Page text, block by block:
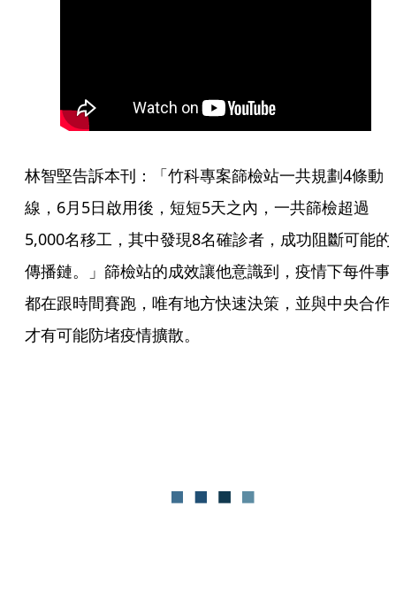
林智堅告訴本刊：「竹科專案篩檢站一共規劃4條動
線，6月5日啟用後，短短5天之內，一共篩檢超過
5,000名移工，其中發現8名確診者，成功阻斷可能的
傳播鏈。」篩檢站的成效讓他意識到，疫情下每件事
都在跟時間賽跑，唯有地方快速決策，並與中央合作
才有可能防堵疫情擴散。